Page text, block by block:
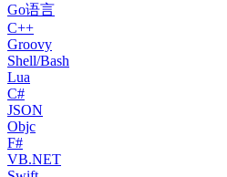
Go语言
C++
Groovy
Shell/Bash
Lua
C#
JSON
Objc
F#
VB.NET